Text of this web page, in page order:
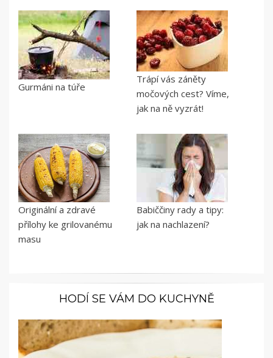
Gurmáni na túře
Trápí vás záněty
močových cest? Víme,
jak na ně vyzrát!
Originální a zdravé
přílohy ke grilovanému
masu
Babiččiny rady a tipy:
jak na nachlazení?
HODÍ SE VÁM DO KUCHYNĚ